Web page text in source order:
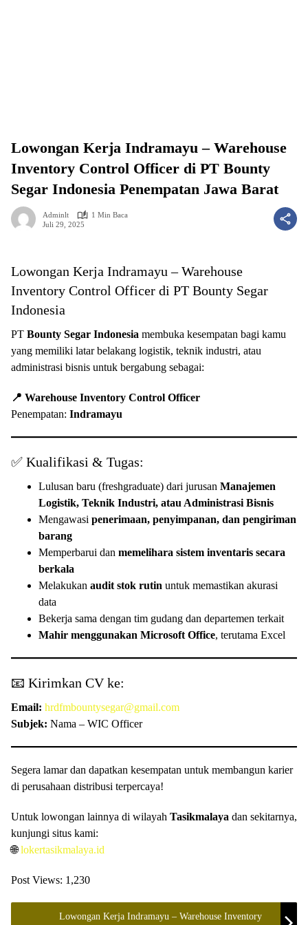
Lowongan Kerja Indramayu – Warehouse
Inventory Control Officer di PT Bounty
Segar Indonesia Penempatan Jawa Barat
Adminlt
1 Min Baca
Juli 29, 2025
Lowongan Kerja Indramayu – Warehouse
Inventory Control Officer di PT Bounty Segar
Indonesia
PT Bounty Segar Indonesia membuka kesempatan bagi kamu
yang memiliki latar belakang logistik, teknik industri, atau
administrasi bisnis untuk bergabung sebagai:
📍 Warehouse Inventory Control Officer
Penempatan: Indramayu
✅ Kualifikasi & Tugas:
Lulusan baru (freshgraduate) dari jurusan Manajemen
Logistik, Teknik Industri, atau Administrasi Bisnis
Mengawasi penerimaan, penyimpanan, dan pengiriman
barang
Memperbarui dan memelihara sistem inventaris secara
berkala
Melakukan audit stok rutin untuk memastikan akurasi
data
Bekerja sama dengan tim gudang dan departemen terkait
Mahir menggunakan Microsoft Office, terutama Excel
📧 Kirimkan CV ke:
Email: hrdfmbountysegar@gmail.com
Subjek: Nama – WIC Officer
Segera lamar dan dapatkan kesempatan untuk membangun karier
di perusahaan distribusi terpercaya!
Untuk lowongan lainnya di wilayah Tasikmalaya dan sekitarnya,
kunjungi situs kami:
🌐lokertasikmalaya.id
Post Views: 1,230
Lowongan Kerja Indramayu – Warehouse Inventory